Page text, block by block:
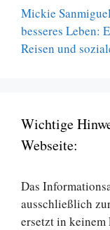
Mickie Sanmiguel
besseres Leben:
Reisen und
Wichtige
Webseite:
Das
ausschließlich
ersetzt in